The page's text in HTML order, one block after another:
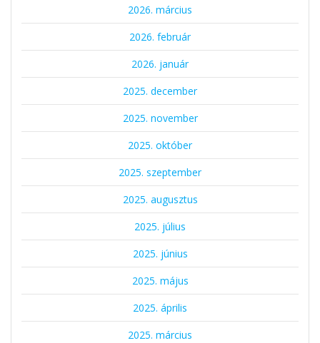
2026. március
2026. február
2026. január
2025. december
2025. november
2025. október
2025. szeptember
2025. augusztus
2025. július
2025. június
2025. május
2025. április
2025. március